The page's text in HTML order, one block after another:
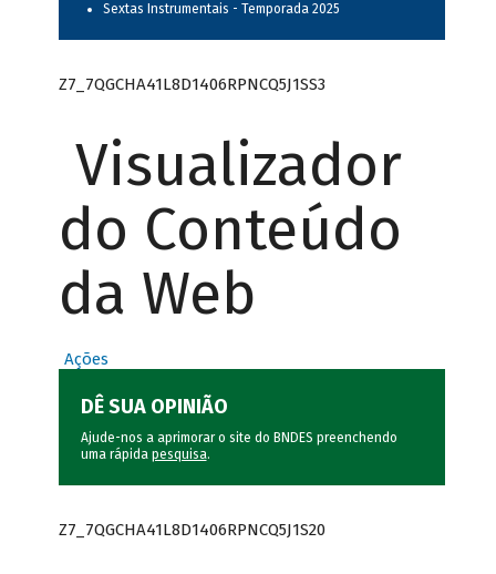
Sextas Instrumentais - Temporada 2025
Z7_7QGCHA41L8D1406RPNCQ5J1SS3
Visualizador
do Conteúdo
da Web
Ações
DÊ SUA OPINIÃO
Ajude-nos a aprimorar o site do BNDES preenchendo
uma rápida pesquisa.
Z7_7QGCHA41L8D1406RPNCQ5J1S20